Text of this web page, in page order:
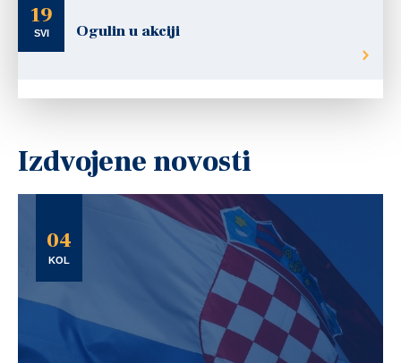
19
SVI Ogulin u akciji
Izdvojene novosti
04
KOL